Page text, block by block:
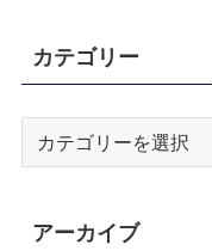
カテゴリー
リ
アーカイブ